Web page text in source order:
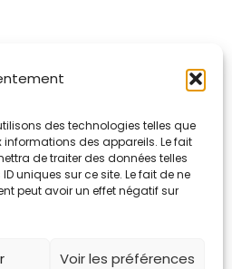
des technologies telles que
des appareils. Le fait
de traiter des données telles
uniques sur ce site. Le fait de ne
peut avoir un effet négatif sur
Voir les préférences